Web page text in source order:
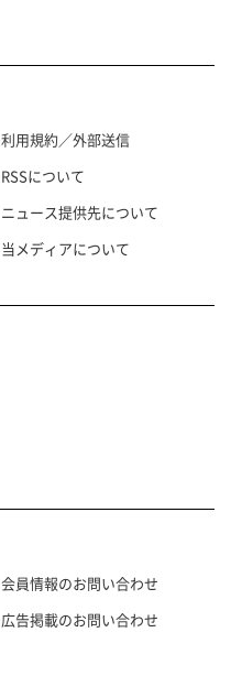
利用規約／外部送信
RSSについて
ニュース提供先について
当メディアについて
会員情報のお問い合わせ
広告掲載のお問い合わせ